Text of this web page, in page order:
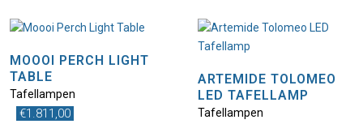
MOOOI PERCH LIGHT
TABLE
Tafellampen
€1.811,00
ARTEMIDE TOLOMEO
LED TAFELLAMP
Tafellampen